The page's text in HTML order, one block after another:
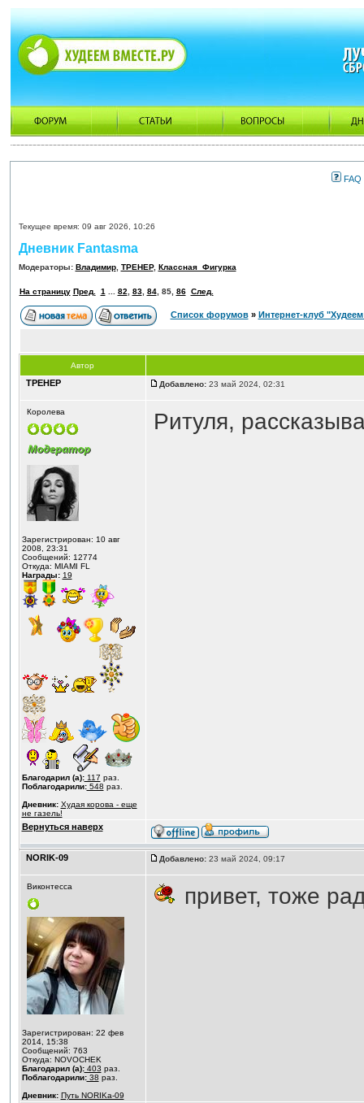
FAQ
Текущее время: 09 авг 2026, 10:26
Дневник Fantasma
Модераторы: Владимир, ТРЕНЕР, Классная_Фигурка
На страницу Пред. 1 82 83, 84, 85, 86 След.
Список форумов» Интернет-клуб
Автор
ТРЕНЕР Добавлено:23 май 2024, 02:31
Королева
Зарегистрирован: 10 авг
2008, 23:31
Сообщений: 12774
Откуда: MIAMI FL
Награды: 19
Благодарил (а):117 раз.
Поблагодарили:548 раз.
Дневник: Худая корова - еще
не газель!
Ритуля,
Вернуться наверх
NORIK-09 Добавлено:23 май 2024, 09:17
Виконтесса
Зарегистрирован: 22 фев
2014, 15:38
Сообщений: 763
Откуда: NOVOCHEK
Благодарил (а):403 раз.
Поблагодарили:38 раз.
Дневник: Путь NORIKа-09
привет, тоже